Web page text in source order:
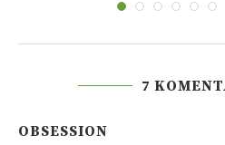
7
OBSESSION